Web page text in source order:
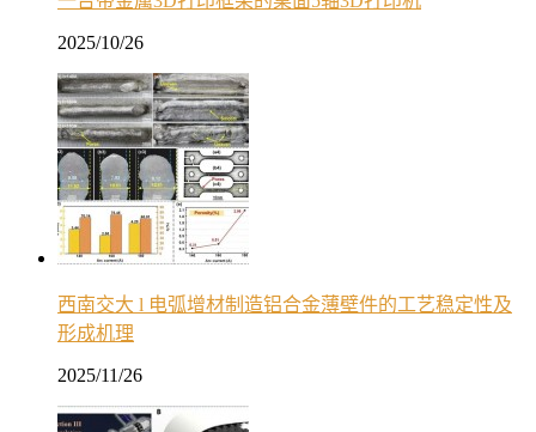
2025/10/26
西南交大 l 电弧增材制造铝合金薄壁件的工艺稳定性及
形成机理
2025/11/26